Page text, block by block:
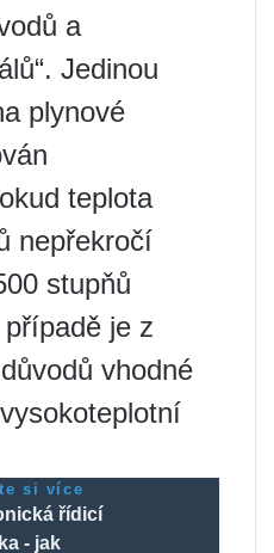
a
Jedinou
plynové
teplota
nepřekročí
stupňů
je z
vhodné
si více
řídicí
- jak